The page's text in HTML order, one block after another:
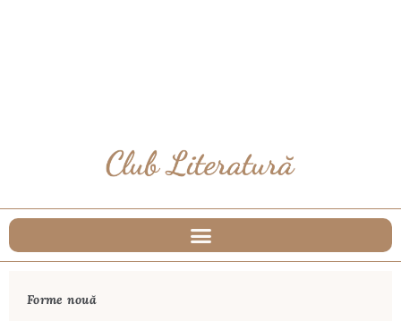
Forme nouă